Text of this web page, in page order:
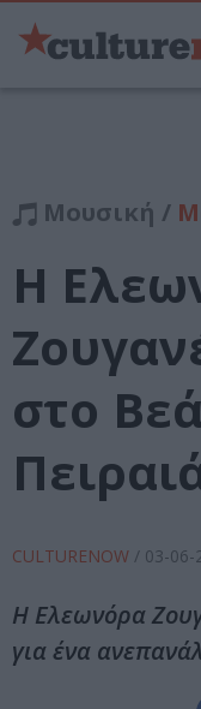
Μουσική /
Η
στο
CULTURENOW / 03-06-
Η Ελεωνόρα
για ένα